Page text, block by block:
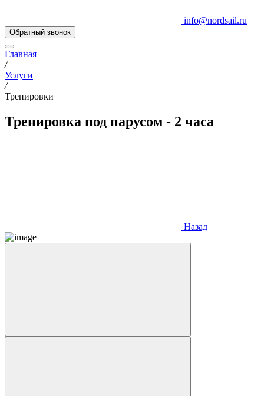
info@nordsail.ru
Обратный звонок
Главная
/
Услуги
/
Тренировки
Тренировка под парусом - 2 часа
Назад